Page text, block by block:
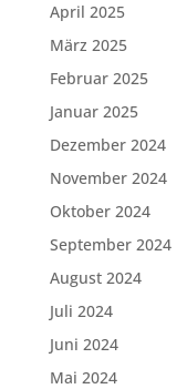
April 2025
März 2025
Februar 2025
Januar 2025
Dezember 2024
November 2024
Oktober 2024
September 2024
August 2024
Juli 2024
Juni 2024
Mai 2024